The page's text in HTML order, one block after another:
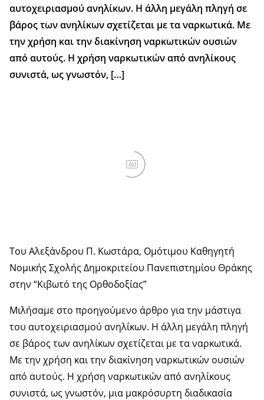
αυτοχειριασμού ανηλίκων. Η άλλη μεγάλη πληγή σε
βάρος των ανηλίκων σχετίζεται με τα ναρκωτικά. Με
την χρήση και την διακίνηση ναρκωτικών ουσιών
από αυτούς. Η χρήση ναρκωτικών από ανηλίκους
συνιστά, ως γνωστόν, […]
Ad
Του Αλεξάνδρου Π. Κωστάρα, Ομότιμου Καθηγητή
Νομικής Σχολής Δημοκριτείου Πανεπιστημίου Θράκης
στην “Κιβωτό της Ορθοδοξίας”
Μιλήσαμε στο προηγούμενο άρθρο για την μάστιγα
του αυτοχειριασμού ανηλίκων. Η άλλη μεγάλη πληγή
σε βάρος των ανηλίκων σχετίζεται με τα ναρκωτικά.
Με την χρήση και την διακίνηση ναρκωτικών ουσιών
από αυτούς. Η χρήση ναρκωτικών από ανηλίκους
συνιστά, ως γνωστόν, μια μακρόσυρτη διαδικασία